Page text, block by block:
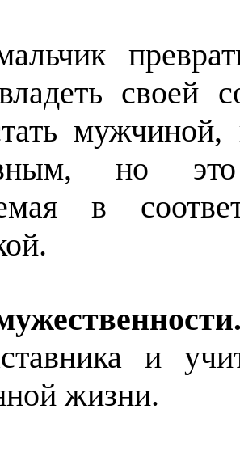
своей
но
в
и
жизни.